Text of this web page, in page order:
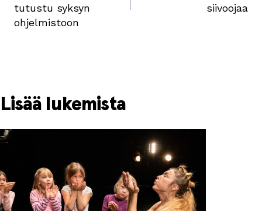
tutustu syksyn
ohjelmistoon
siivoojaa
Lisää lukemista